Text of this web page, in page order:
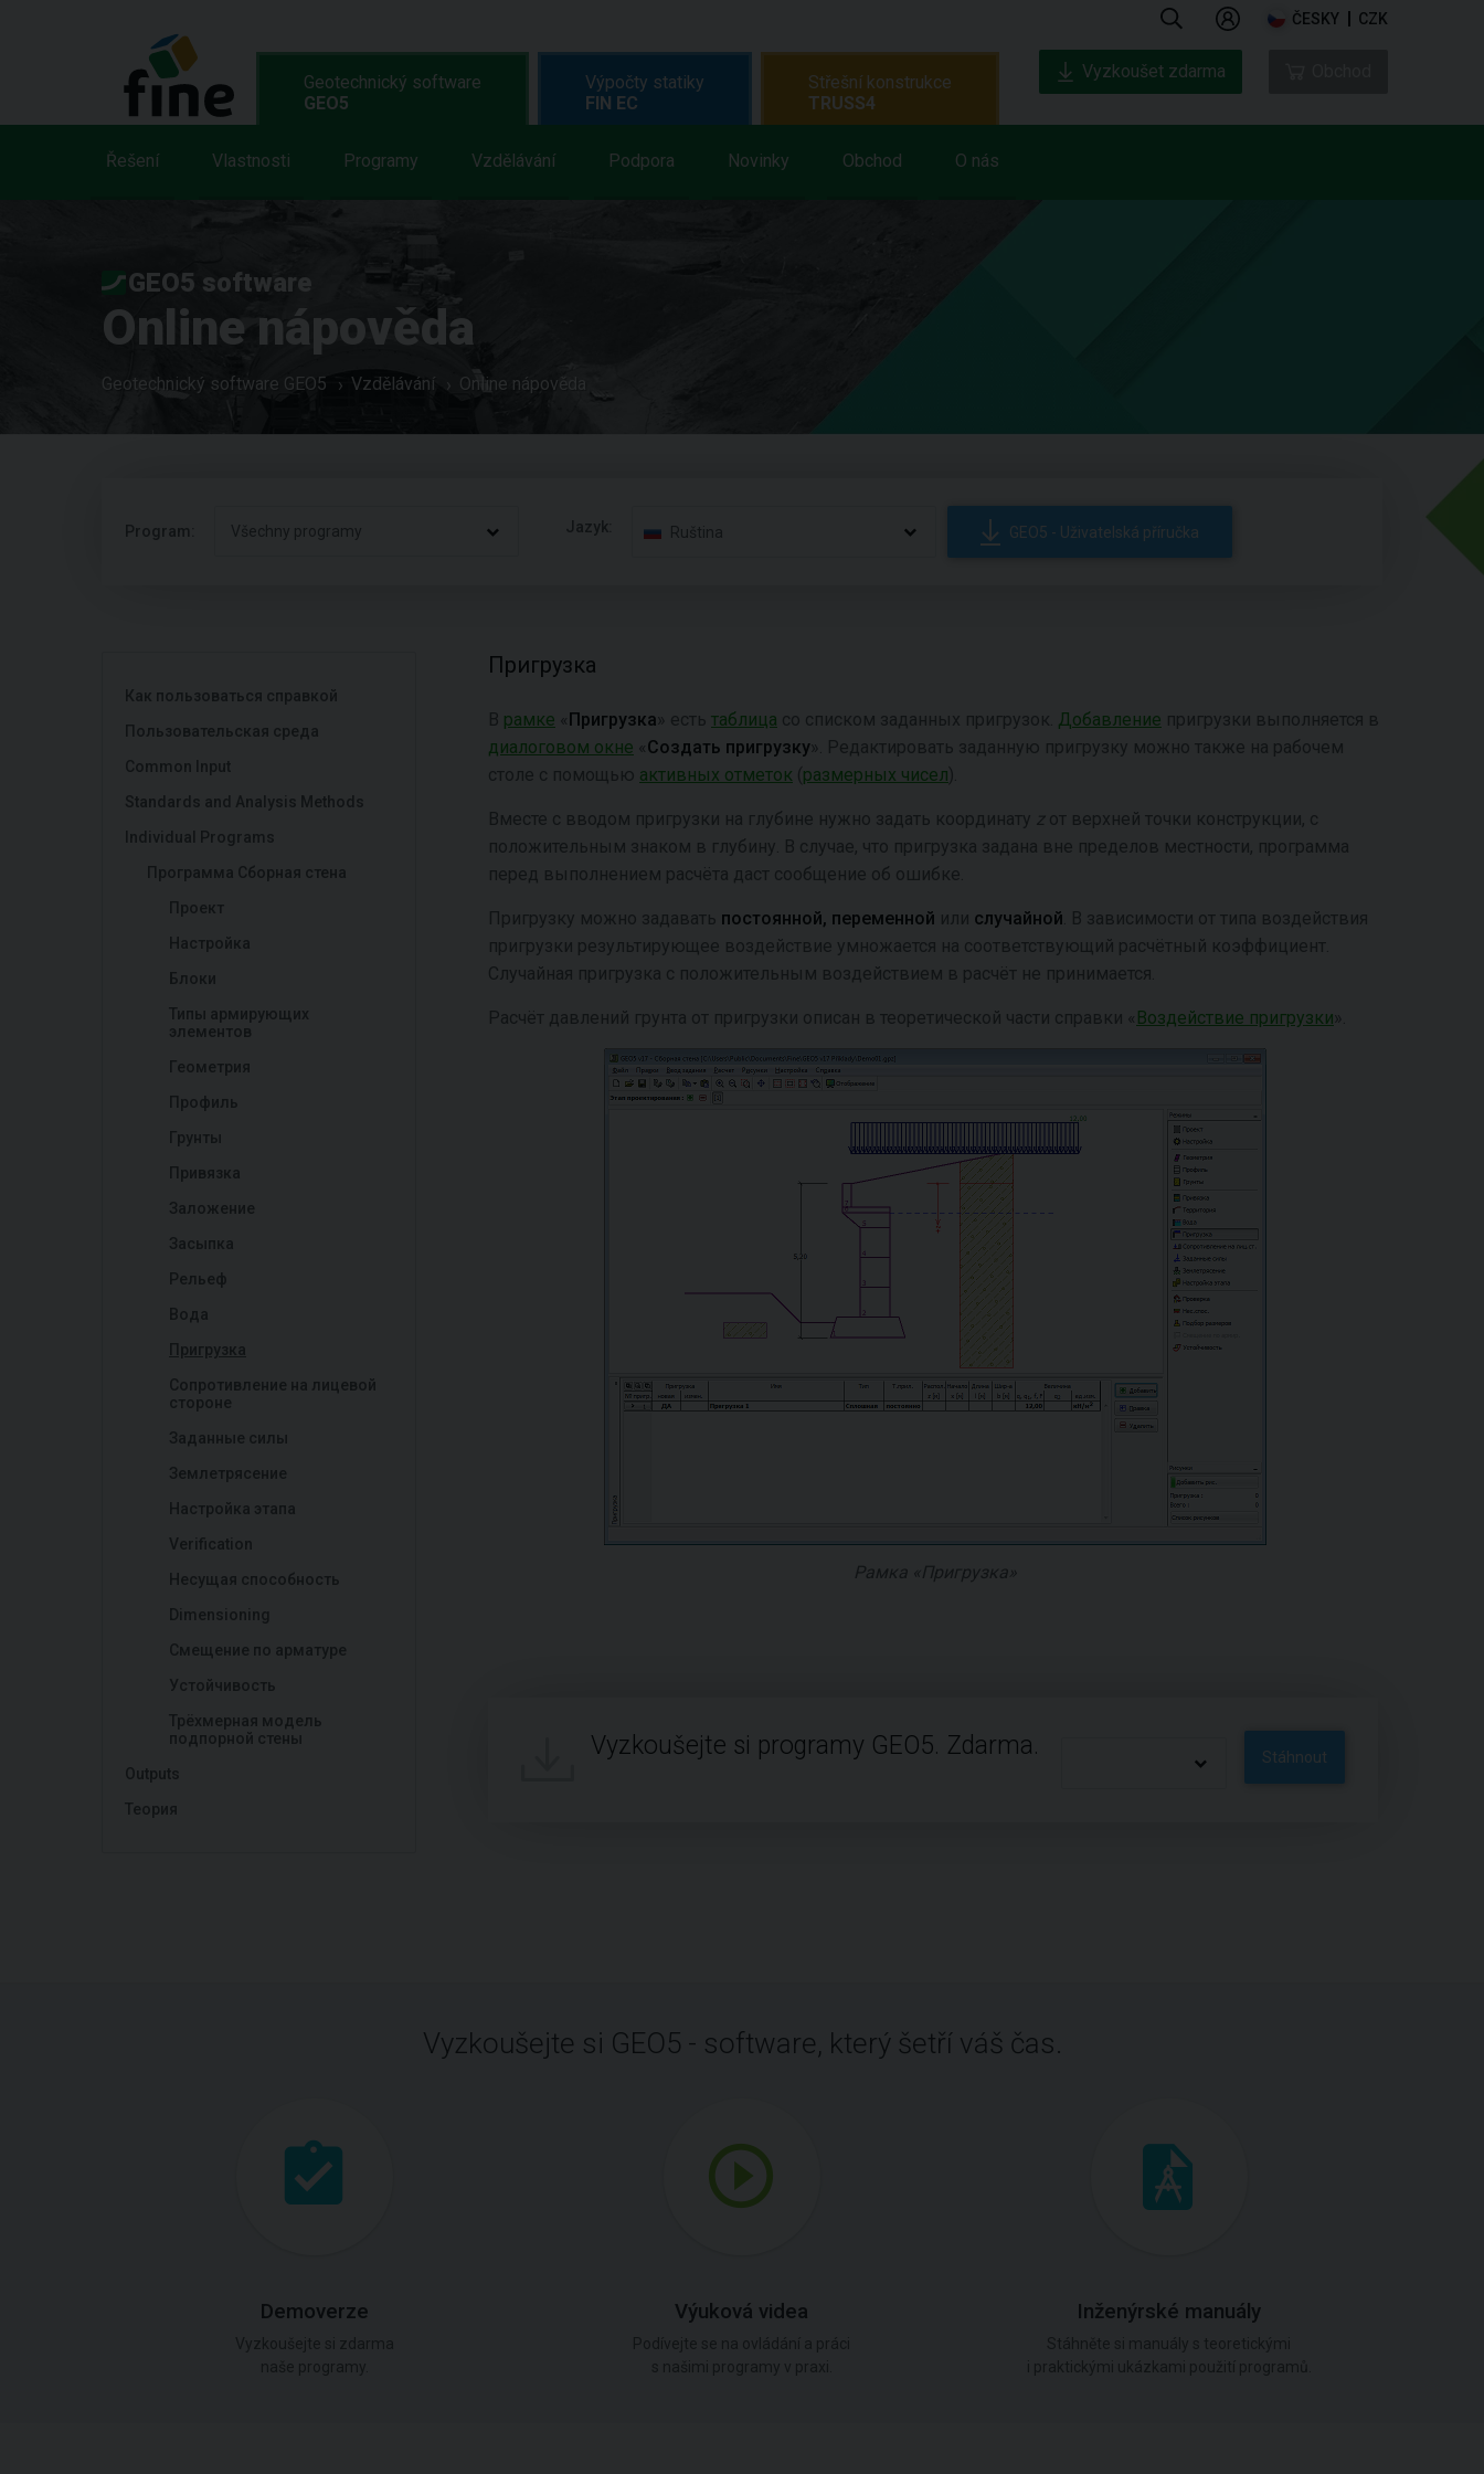
ČESKY CZK
Geotechnický software
GEO5
Řešení Vlastnosti Programy Vzdělávání Podpora Novinky Obchod O nás
Výpočty statiky
FIN EC
Střešní konstrukce
TRUSS4
Vyzkoušet zdarma
GEO5 software
Online nápověda
Geotechnický software GEO5 Vzdělávání Online nápověda
Program: Všechny programy Jazyk: Ruština GEO5 - Uživatelská příručka
Как пользоваться справкой
Пользовательская среда
Common Input
Standards and Analysis Methods
Individual Programs
Программа Сборная стена
Проект
Настройка
Блоки
Типы армирующих
элементов
Геометрия
Профиль
Грунты
Привязка
Заложение
Засыпка
Рельеф
Вода
Пригрузка
Сопротивление на лицевой
стороне
Заданные силы
Землетрясение
Настройка этапа
Verification
Несущая способность
Dimensioning
Смещение по арматуре
Устойчивость
Трёхмерная модель
подпорной стены
Outputs
Теория
Пригрузка
В рамке « Пригрузка » есть таблица со списком заданных пригрузок. Добавление пригрузки выполняется в
диалоговом окне « Создать пригрузку ». Редактировать заданную пригрузку можно также на рабочем
столе с помощью aктивных отметок ( размерных чисел).
Вместе с вводом пригрузки на глубине нужно задать координату zот верхней точки конструкции, с
положительным знаком в глубину. В случае, что пригрузка задана вне пределов местности, программа
перед выполнением расчёта даст сообщение об ошибке.
Пригрузку можно задавать постоянной, переменной или случайной В зависимости от типа воздействия
пригрузки результирующее воздействие умножается на соответствующий расчётный коэффициент.
Случайная пригрузка с положительным воздействием в расчёт не принимается.
Расчёт давлений грунта от пригрузки описан в теоретической части справки « Воздействие пригрузки ».
Рамка «Пригрузка»
Vyzkoušejte si programy GEO5. Zdarma. Stáhnout
Vyzkoušejte si GEO5 - software, který šetří váš čas.
Demoverze Výuková videa Inženýrské manuály